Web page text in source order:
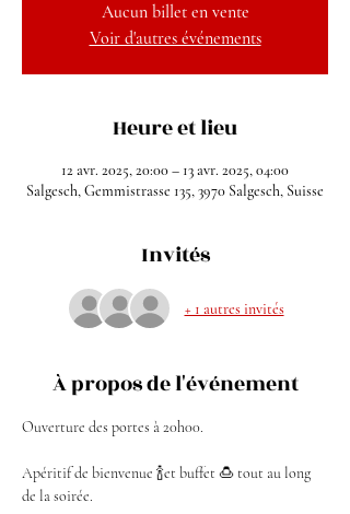
Aucun billet en vente
Voir d'autres événements
Heure et lieu
12 avr. 2025, 20:00 – 13 avr. 2025, 04:00
Salgesch, Gemmistrasse 135, 3970 Salgesch, Suisse
Invités
+ 1 autres invités
À propos de l'événement
Ouverture des portes à 20h00.
Apéritif de bienvenue 🍾et buffet 🍮 tout au long
de la soirée.